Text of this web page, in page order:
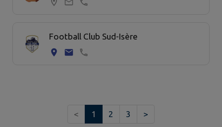
Football Club Sud-Isère
< 1 2 3 >